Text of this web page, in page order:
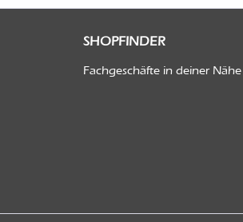
SHOPFINDER
Fachgeschäfte in deiner Nähe